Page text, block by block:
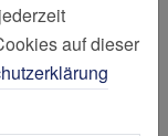
auf dieser